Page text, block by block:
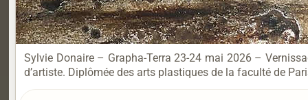
Sylvie Donaire – Grapha-Terra 23-24 mai 2026 –
d’artiste. Diplômée des arts plastiques de la faculté de